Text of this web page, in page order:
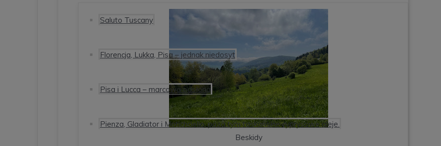
Saluto Tuscany
Florencja, Lukka, Pisa – jednak niedosyt
Pisa i Lucca – marcowa odsłona
Pienza, Gladiator i Motichciello, poza tym toskańskie cyprysowe aleje.
Beskidy